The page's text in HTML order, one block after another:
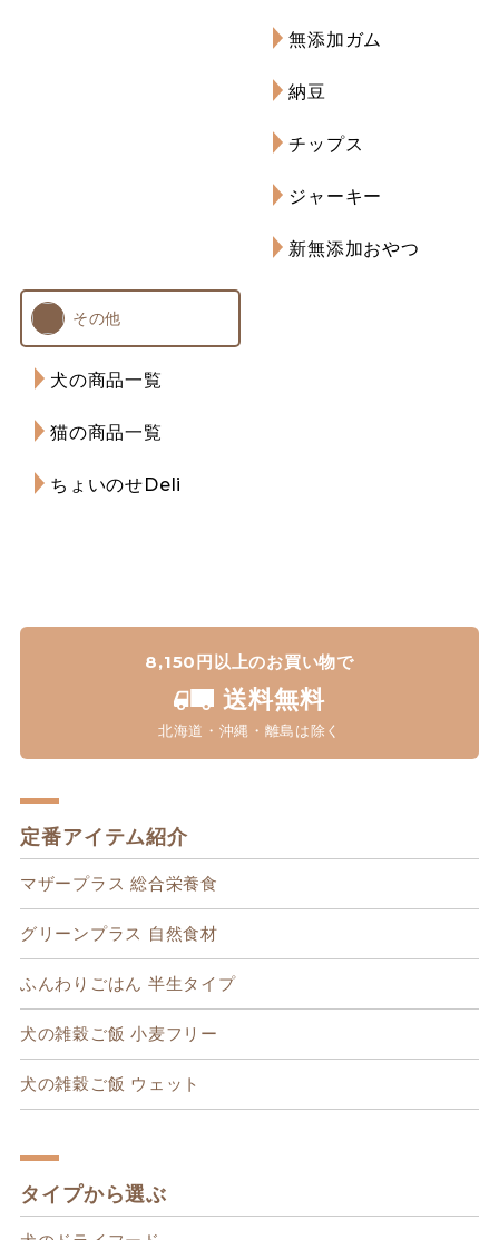
8,150円以上のお買い物で
送料無料
北海道・沖縄・離島は除く
定番アイテム紹介
マザープラス 総合栄養食
グリーンプラス 自然食材
ふんわりごはん 半生タイプ
犬の雑穀ご飯 小麦フリー
犬の雑穀ご飯 ウェット
タイプから選ぶ
無添加ガム
納豆
チップス
ジャーキー
新無添加おやつ
その他
犬の商品一覧
猫の商品一覧
ちょいのせDeli